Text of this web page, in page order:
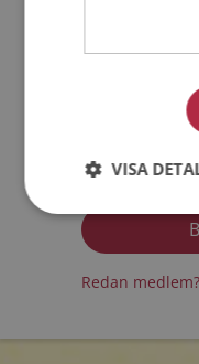
Jag accepterar
Redan
VISA